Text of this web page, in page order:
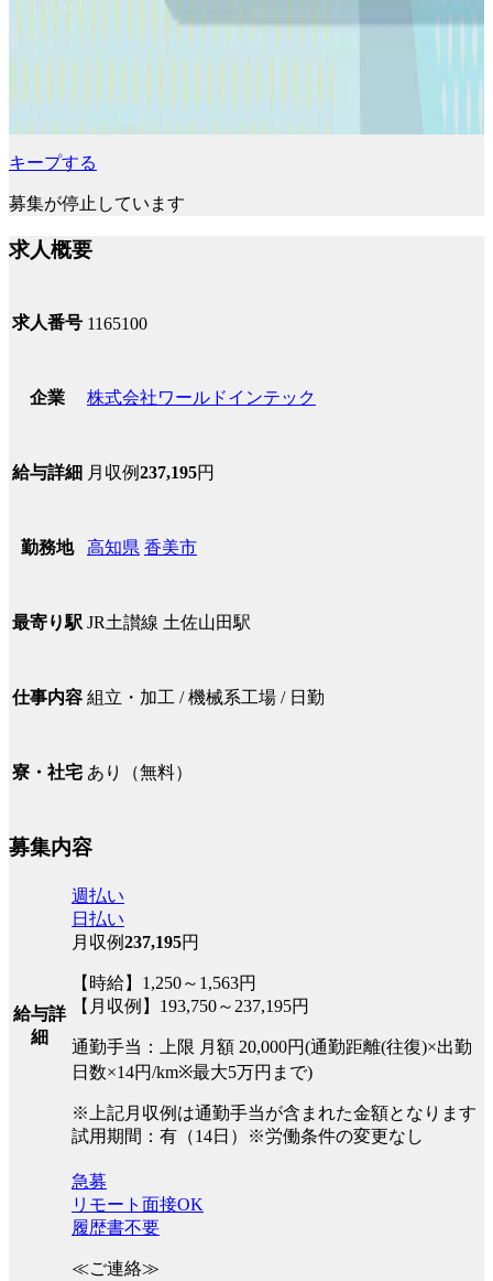
キープする
募集が停止しています
求人概要
求人番号 1165100
企業 株式会社ワールドインテック
給与詳細 月収例237,195円
勤務地 高知県 香美市
最寄り駅 JR土讃線 土佐山田駅
仕事内容 組立・加工 / 機械系工場 / 日勤
寮・社宅 あり（無料）
募集内容
給与詳
細
週払い
日払い
月収例237,195円
【時給】1,250～1,563円
【月収例】193,750～237,195円
通勤手当：上限 月額 20,000円(通勤距離(往復)×出勤
日数×14円/km※最大5万円まで)
※上記月収例は通勤手当が含まれた金額となります
試用期間：有（14日）※労働条件の変更なし
急募
リモート面接OK
履歴書不要
≪ご連絡≫